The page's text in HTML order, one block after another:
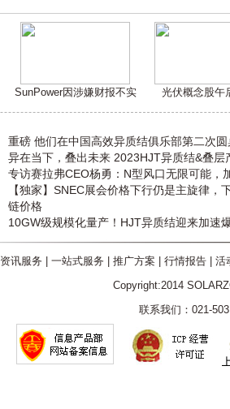
SunPower因涉嫌财报不实 光伏概念股午
重磅 他们在中国高效异质结俱乐部第二次
异在当下，叠出未来 2023HJT异质结&叠层
专访赛拉弗CEO杨勇：N型风口无限可能，
【独家】SNEC展会价格下行仍是主旋律，
链价格
10GW级规模化量产！HJT异质结迎来加速
资讯服务 一站式服务 推广方案 行情报告| 活
Copyright:2014
联系我们：021-